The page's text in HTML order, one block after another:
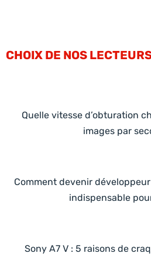
CHOIX DE NOS
Quelle vitesse d’obturation
images par
Comment devenir
indispensable
Sony A7 V : 5 raisons de